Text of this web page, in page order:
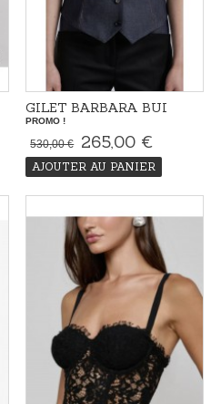
GILET BARBARA BUI
PROMO !
530,00 € 265,00 €
AJOUTER AU PANIER